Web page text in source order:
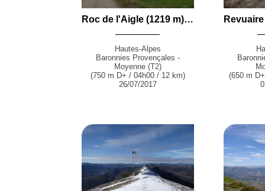
Roc de l'Aigle (1219 m) et Rocher de Pierre Impie (1091 m) par la piste forestière depuis Chatillon (Ribiers)
Hautes-Alpes
Baronnies Provençales -
Moyenne (T2)
(750 m D+ / 04h00 / 12 km)
26/07/2017
(650 m